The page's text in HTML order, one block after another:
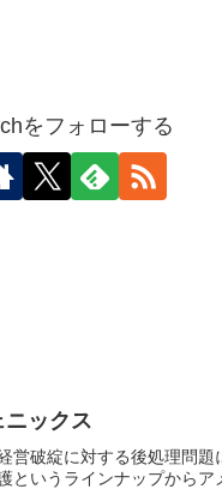
をフォローする
ックス
営破綻に対する後処理問
というラインナップから